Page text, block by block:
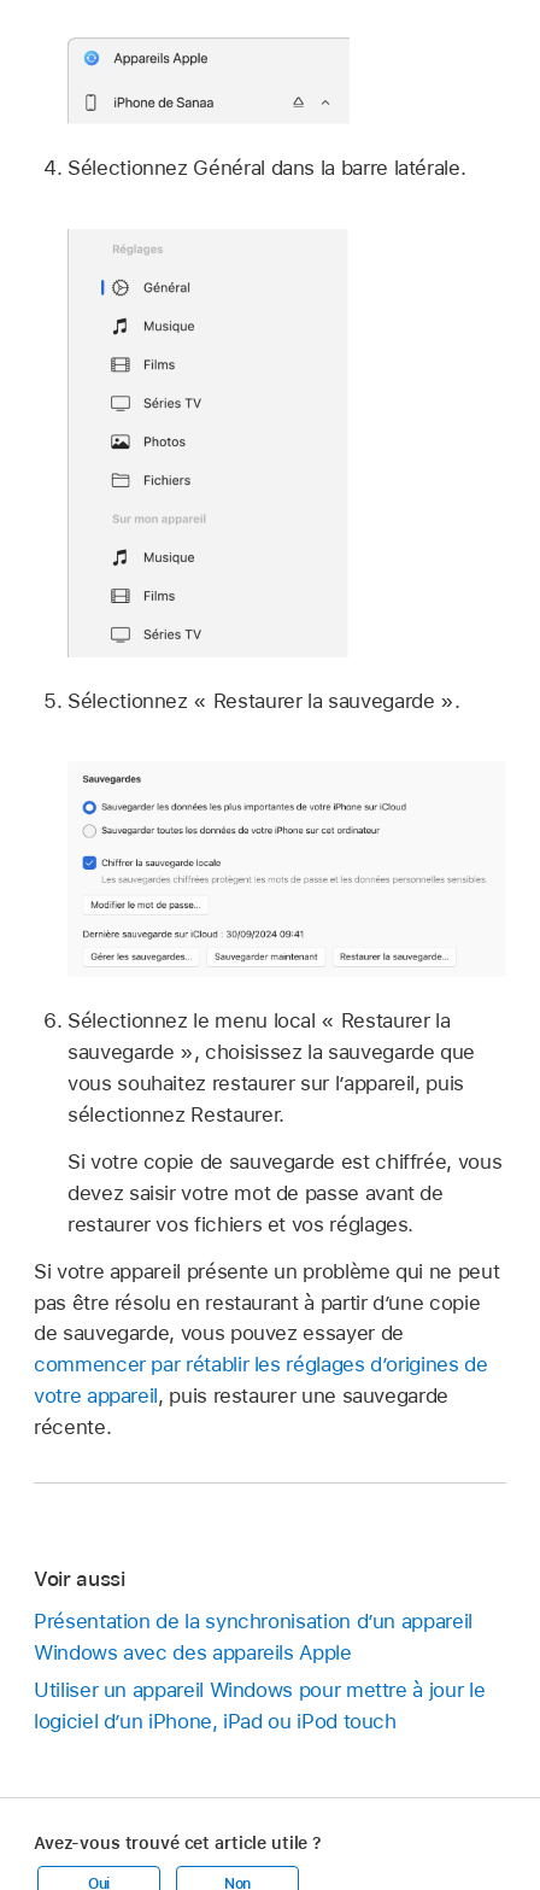
Sélectionnez Général dans la barre latérale.
Sélectionnez « Restaurer la sauvegarde ».
Sélectionnez le menu local « Restaurer la
sauvegarde », choisissez la sauvegarde que
vous souhaitez restaurer sur l’appareil, puis
sélectionnez Restaurer.
Si votre copie de sauvegarde est chiffrée, vous
devez saisir votre mot de passe avant de
restaurer vos fichiers et vos réglages.
Si votre appareil présente un problème qui ne peut
pas être résolu en restaurant à partir d’une copie
de sauvegarde, vous pouvez essayer de
commencer par rétablir les réglages d’origines de
votre appareil, puis restaurer une sauvegarde
récente.
Voir aussi
Présentation de la synchronisation dʼun appareil
Windows avec des appareils Apple
Utiliser un appareil Windows pour mettre à jour le
logiciel d’un iPhone, iPad ou iPod touch
Avez-vous trouvé cet article utile ?
Oui Non